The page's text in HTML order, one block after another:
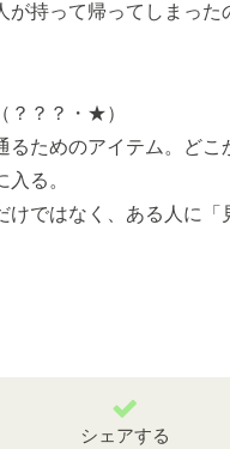
が持って帰ってしまった
（？？？・★）
るためのアイテム。どこ
入る。
けではなく、ある人に「
シェアする